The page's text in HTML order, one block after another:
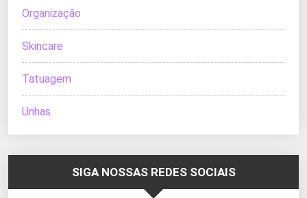
Organização
Skincare
Tatuagem
Unhas
SIGA NOSSAS REDES SOCIAIS